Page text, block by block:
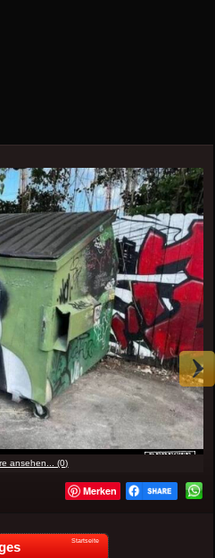
ansehen... (0)
Merken
Startseite